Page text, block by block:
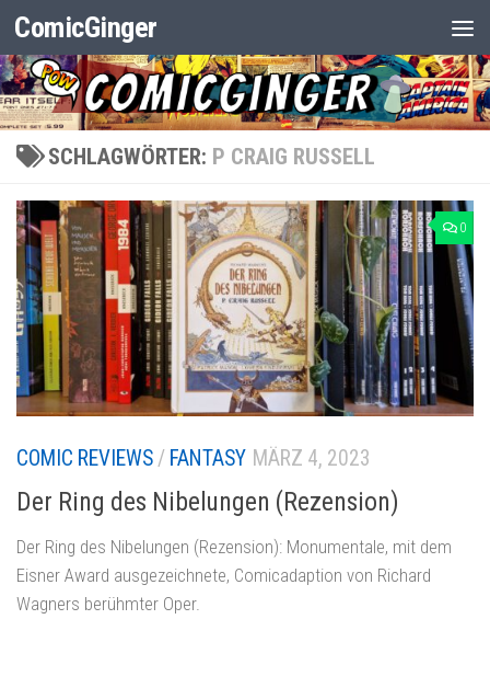
Zum Inhalt springen
ComicGinger
SCHLAGWÖRTER: P CRAIG RUSSELL
0
COMIC REVIEWS / FANTASY MÄRZ 4, 2023
Der Ring des Nibelungen (Rezension)
Der Ring des Nibelungen (Rezension): Monumentale, mit dem
Eisner Award ausgezeichnete, Comicadaption von Richard
Wagners berühmter Oper.